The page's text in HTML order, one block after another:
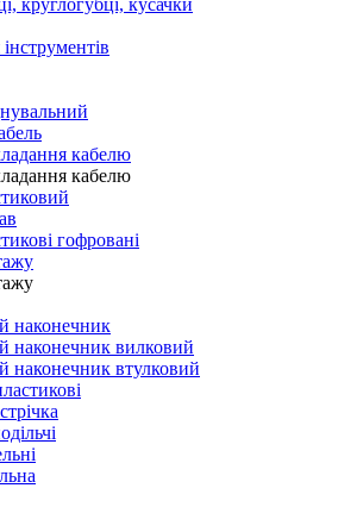
круглогубці, кусачки
кабелю
кабелю
гофровані
наконечник
наконечник вилковий
наконечник втулковий